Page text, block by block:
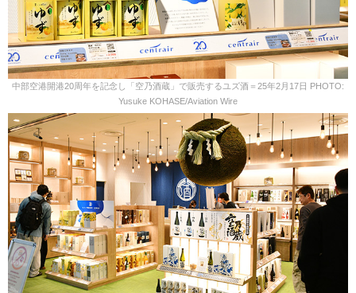
中部空港開港20周年を記念し「空乃酒蔵」で販売するユズ酒＝25年2月17日 PHOTO:
Yusuke KOHASE/Aviation Wire